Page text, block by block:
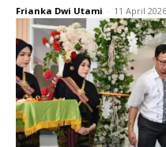
Frianka Dwi Utami - 11 April 2026